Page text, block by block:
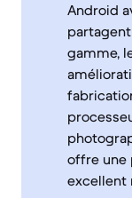
Android
gamme,
offre une
excellent